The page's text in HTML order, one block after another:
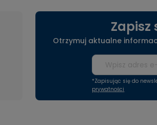
Zapisz
Otrzymuj aktualne
*Zapisując się do
prywatności